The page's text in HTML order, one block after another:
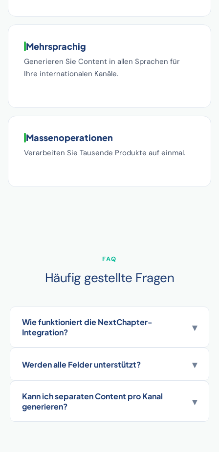
Mehrsprachig
Generieren Sie Content in allen Sprachen für
Ihre internationalen Kanäle.
Massenoperationen
Verarbeiten Sie Tausende Produkte auf einmal.
FAQ
Häufig gestellte Fragen
Wie funktioniert die NextChapter-
Integration?
▾
Werden alle Felder unterstützt? ▾
Kann ich separaten Content pro Kanal
generieren?
▾